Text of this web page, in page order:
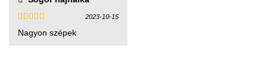
Értékelés:
3/ 5
2023-10-15
Nagyon szépek